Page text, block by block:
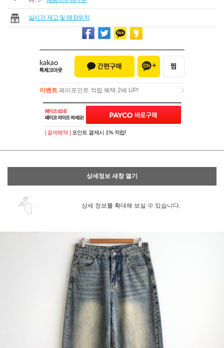
실시간 재고 및 매장위치
이벤트 페이포인트 적립 혜택 2배 UP!
이벤트페이포인트 적립 혜택 2배 UP!
[ 결제혜택 ] 포인트 결제시 1% 적립!
상세정보 새창 열기
상세 정보를 확대해 보실 수 있습니다.